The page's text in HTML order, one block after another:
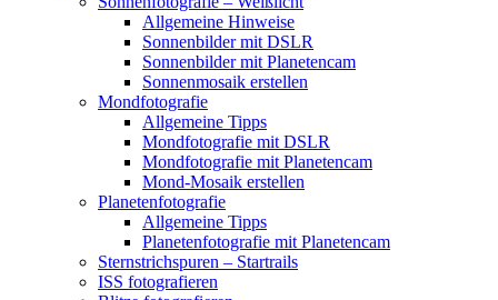
Allgemeine Hinweise
Sonnenbilder mit DSLR
Sonnenbilder mit Planetencam
Sonnenmosaik erstellen
Mondfotografie
Allgemeine Tipps
Mondfotografie mit DSLR
Mondfotografie mit Planetencam
Mond-Mosaik erstellen
Planetenfotografie
Allgemeine Tipps
Planetenfotografie mit Planetencam
Sternstrichspuren – Startrails
ISS fotografieren